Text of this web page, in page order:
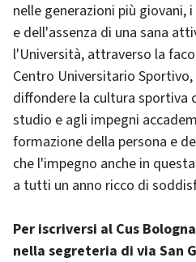
nelle generazioni più giovani,
e dell'assenza di una sana
l'Università, attraverso la
Centro Universitario
diffondere la cultura sportiva
studio e agli impegni
formazione della persona e
che l'impegno anche in
a tutti un anno ricco di
Per iscriversi al Cus
nella segreteria di via San